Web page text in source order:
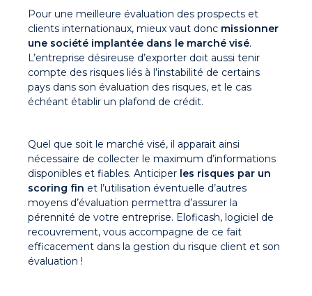
Pour une meilleure évaluation des prospects et
clients internationaux, mieux vaut donc missionner
une société implantée dans le marché visé.
L’entreprise désireuse d’exporter doit aussi tenir
compte des risques liés à l’instabilité de certains
pays dans son évaluation des risques, et le cas
échéant établir un plafond de crédit.
Quel que soit le marché visé, il apparait ainsi
nécessaire de collecter le maximum d’informations
disponibles et fiables. Anticiper les risques par un
scoring fin et l’utilisation éventuelle d’autres
moyens d’évaluation permettra d’assurer la
pérennité de votre entreprise. Eloficash, logiciel de
recouvrement, vous accompagne de ce fait
efficacement dans la gestion du risque client et son
évaluation !